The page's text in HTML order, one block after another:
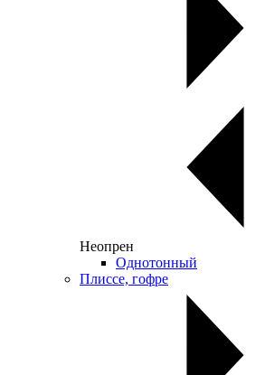
Неопрен
Однотонный
Плиссе, гофре